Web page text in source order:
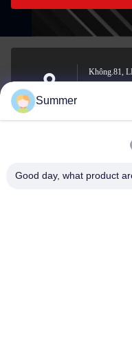
Địa chỉ
Không.81,
Email
Summer
Good day, what product